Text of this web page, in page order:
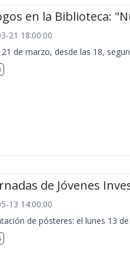
en la Biblioteca:
21 18:00:00
21 de marzo, desde las 18,
de Jóvenes
13 14:00:00
de pósteres: el lunes 13